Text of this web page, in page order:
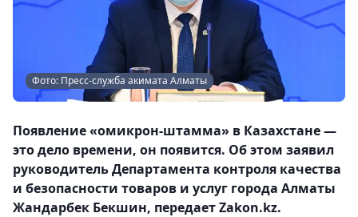
Фото: Пресс-служба акимата Алматы
Появление «омикрон-штамма» в Казахстане —
это дело времени, он появится. Об этом заявил
руководитель Департамента контроля качества
и безопасности товаров и услуг города Алматы
Жандарбек Бекшин, передает Zakon.kz.